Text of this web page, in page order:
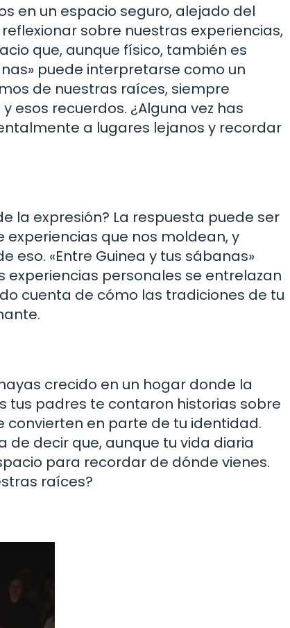
en un espacio seguro, alejado del
sobre nuestras experiencias,
que, aunque físico, también es
puede interpretarse como un
de nuestras raíces, siempre
esos recuerdos. ¿Alguna vez has
a lugares lejanos y recordar
la expresión? La respuesta puede ser
que nos moldean, y
eso. «Entre Guinea y tus sábanas»
personales se entrelazan
cuenta de cómo las tradiciones de tu
crecido en un hogar donde la
tus padres te contaron historias sobre
convierten en parte de tu identidad.
de decir que, aunque tu vida diaria
para recordar de dónde vienes.
raíces?